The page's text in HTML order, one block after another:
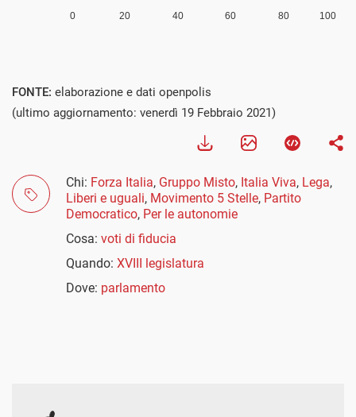
FONTE: elaborazione e dati openpolis
(ultimo aggiornamento: venerdì 19 Febbraio 2021)
Chi: Forza Italia, Gruppo Misto, Italia Viva, Lega,
Liberi e uguali, Movimento 5 Stelle, Partito
Democratico, Per le autonomie
Cosa: voti di fiducia
Quando: XVIII legislatura
Dove: parlamento